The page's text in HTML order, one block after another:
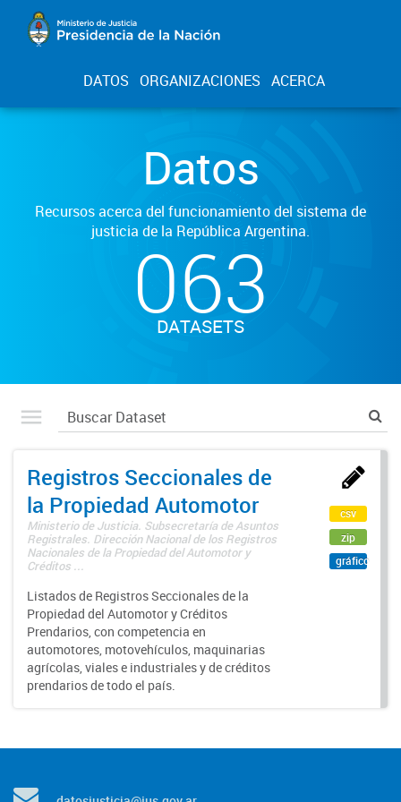
DATOS ORGANIZACIONES ACERCA
Datos
Recursos acerca del funcionamiento del sistema de
justicia de la República Argentina.
063
DATASETS
Registros Seccionales de
la Propiedad Automotor
Ministerio de Justicia. Subsecretaría de Asuntos
Registrales. Dirección Nacional de los Registros
Nacionales de la Propiedad del Automotor y
Créditos ...
Listados de Registros Seccionales de la
Propiedad del Automotor y Créditos
Prendarios, con competencia en
automotores, motovehículos, maquinarias
agrícolas, viales e industriales y de créditos
prendarios de todo el país.
csv
zip
gráfico